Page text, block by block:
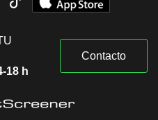
18 h
Contacto